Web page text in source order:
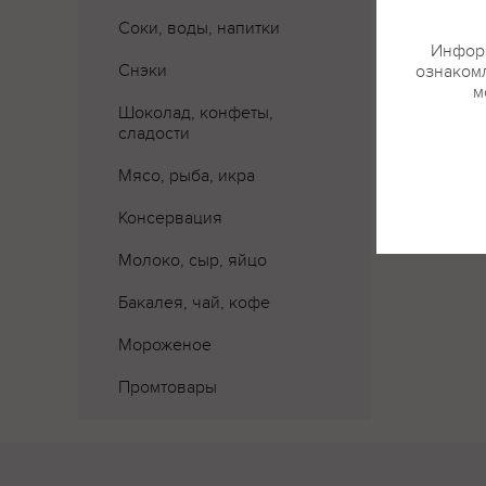
Соки, воды, напитки
Снэки
Шоколад, конфеты,
сладости
Мясо, рыба, икра
Консервация
Молоко, сыр, яйцо
Бакалея, чай, кофе
Мороженое
Промтовары